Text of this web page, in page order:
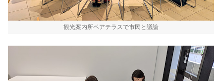
観光案内所ペアテラスで市民と議論